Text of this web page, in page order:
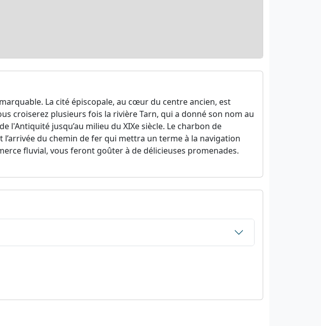
La cité épiscopale, au cœur du centre ancien, est
croiserez plusieurs fois la rivière Tarn, qui a donné son nom au
jusqu’au milieu du XIXe siècle. Le charbon de
l’arrivée du chemin de fer qui mettra un terme à la navigation
fluvial, vous feront goûter à de délicieuses promenades.